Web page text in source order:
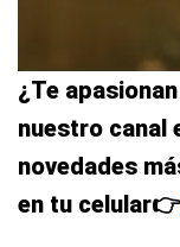
¿Te
nuestro canal
novedades
en tu celular👉